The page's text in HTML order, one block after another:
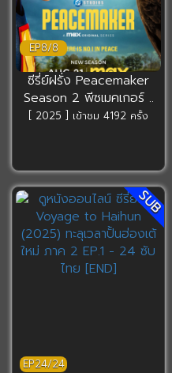
EP8/8
ซีรี่ย์ฝรั่ง Peacemaker
Season 2 พีซเมคเกอร์ ..
[ 2025 ] เข้าชม 4192 ครั้ง
EP24/24
SUB